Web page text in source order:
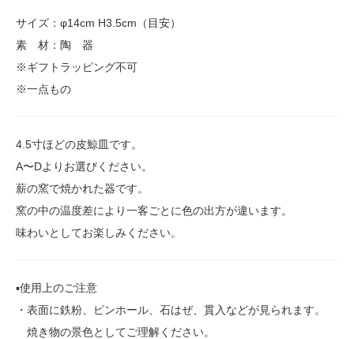
サイズ：φ14cm H3.5cm（目安）
素 材：陶 器
※ギフトラッピング不可
※一点もの
4.5寸ほどの皮鯨皿です。
A〜Dよりお選びください。
薪の窯で焼かれた器です。
窯の中の温度差により一客ごとに色の出方が違います。
味わいとしてお楽しみください。
▪️使用上のご注意
・表面に鉄粉、ピンホール、石はぜ、貫入などが見られます。
焼き物の景色としてご理解ください。